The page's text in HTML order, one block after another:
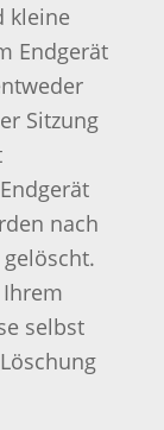
kleine
Endgerät
Sitzung
nach
selbst